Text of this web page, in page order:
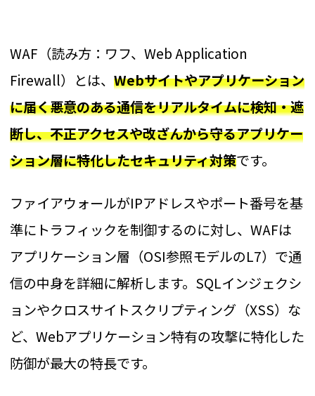
WAF（読み方：ワフ、Web Application
Firewall）とは、Webサイトやアプリケーション
に届く悪意のある通信をリアルタイムに検知・遮
断し、不正アクセスや改ざんから守るアプリケー
ション層に特化したセキュリティ対策です。
ファイアウォールがIPアドレスやポート番号を基
準にトラフィックを制御するのに対し、WAFは
アプリケーション層（OSI参照モデルのL7）で通
信の中身を詳細に解析します。SQLインジェクシ
ョンやクロスサイトスクリプティング（XSS）な
ど、Webアプリケーション特有の攻撃に特化した
防御が最大の特長です。